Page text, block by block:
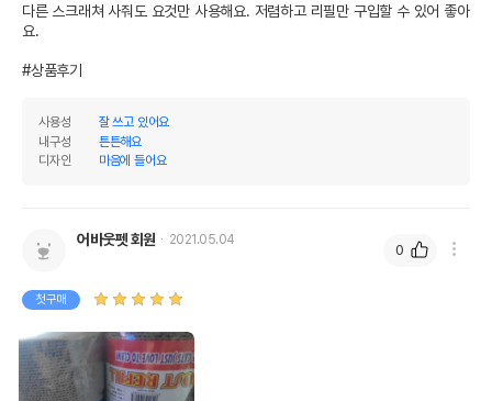
다른 스크래쳐 사줘도 요것만 사용해요. 저렴하고 리필만 구입할 수 있어 좋아
요.
#상품후기
사용성
잘 쓰고 있어요
내구성
튼튼해요
디자인
마음에 들어요
어바웃펫 회원 2021.05.04
첫구매
0